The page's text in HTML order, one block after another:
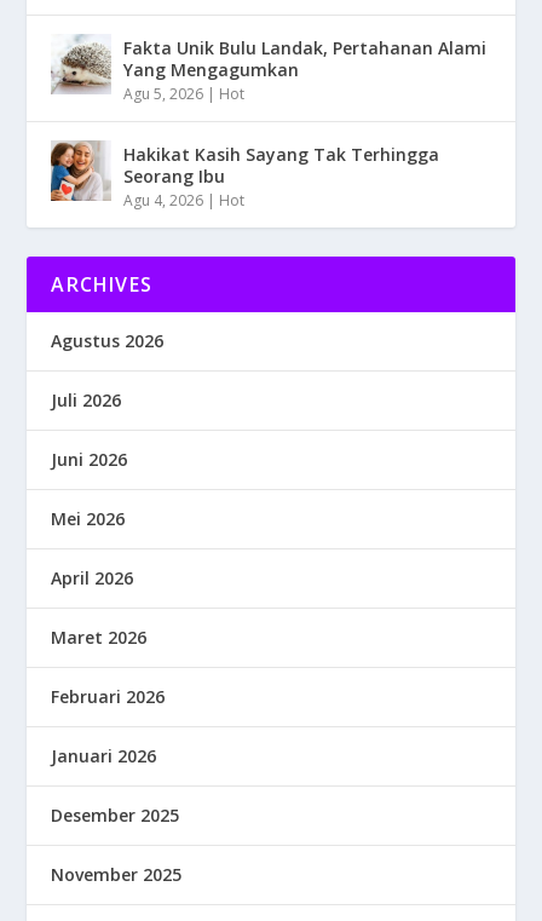
Fakta Unik Bulu Landak, Pertahanan Alami
Yang Mengagumkan
Agu 5, 2026 | Hot
Hakikat Kasih Sayang Tak Terhingga
Seorang Ibu
Agu 4, 2026 | Hot
ARCHIVES
Agustus 2026
Juli 2026
Juni 2026
Mei 2026
April 2026
Maret 2026
Februari 2026
Januari 2026
Desember 2025
November 2025